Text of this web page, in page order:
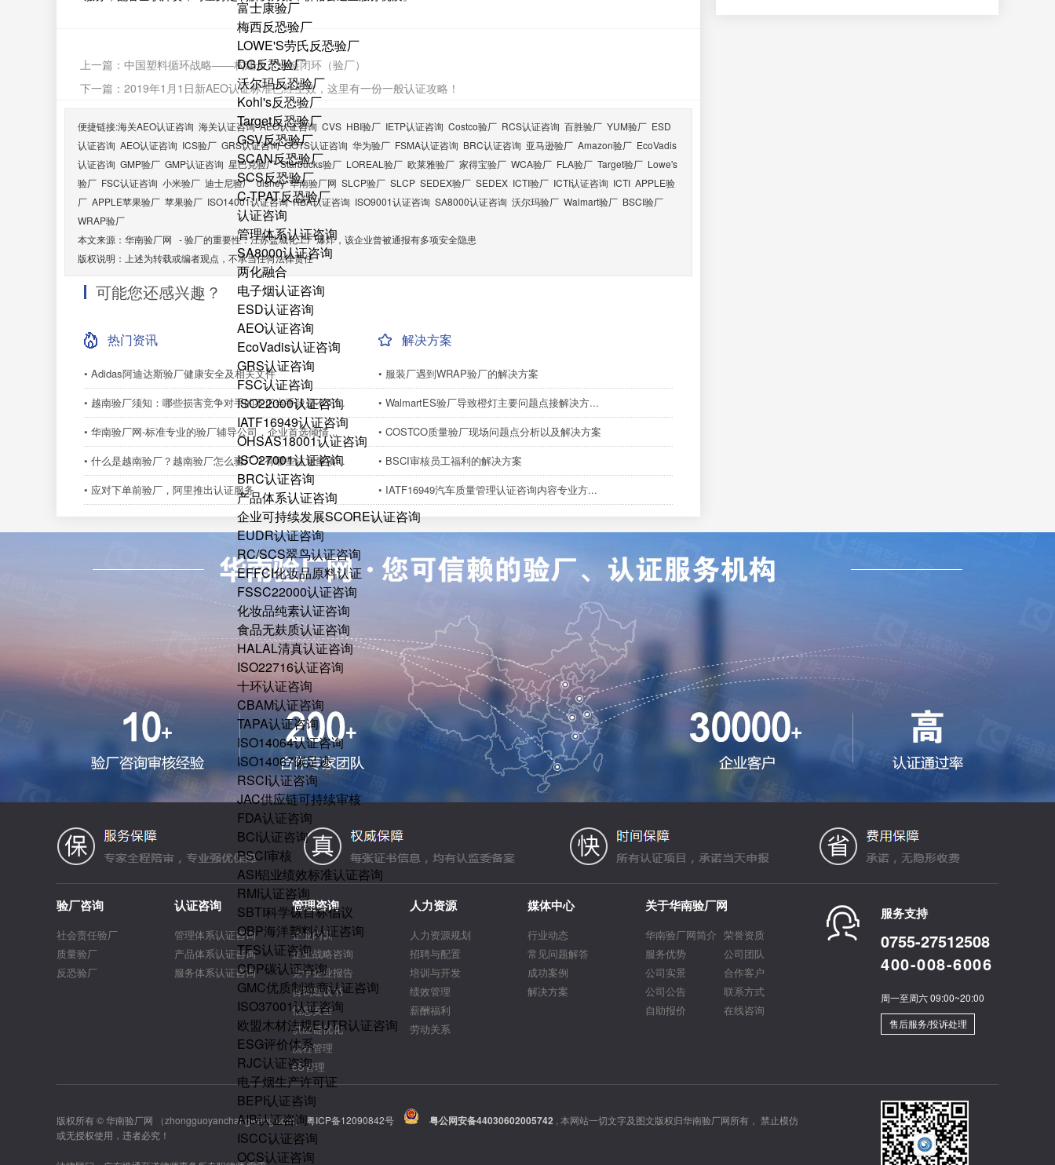
富士康验厂
梅西反恐验厂
LOWE'S劳氏反恐验厂
DG反恐验厂
沃尔玛反恐验厂
Kohl's反恐验厂
Target反恐验厂
GSV反恐验厂
SCAN反恐验厂
SCS反恐验厂
C-TPAT反恐验厂
认证咨询
管理体系认证咨询
SA8000认证咨询
两化融合
电子烟认证咨询
ESD认证咨询
AEO认证咨询
EcoVadis认证咨询
GRS认证咨询
FSC认证咨询
ISO22000认证咨询
IATF16949认证咨询
OHSAS18001认证咨询
ISO27001认证咨询
BRC认证咨询
产品体系认证咨询
企业可持续发展SCORE认证咨询
EUDR认证咨询
RC/SCS翠鸟认证咨询
EFFCI化妆品原料认证
FSSC22000认证咨询
化妆品纯素认证咨询
食品无麸质认证咨询
HALAL清真认证咨询
ISO22716认证咨询
十环认证咨询
CBAM认证咨询
TAPA认证咨询
ISO14064认证咨询
ISO14067碳足迹
RSCI认证咨询
JAC供应链可持续审核
FDA认证咨询
BCI认证咨询
PSCI审核
ASI铝业绩效标准认证咨询
RMI认证咨询
SBTI科学碳目标倡议
OBP海洋塑料认证咨询
TFS认证咨询
CDP碳认证咨询
GMC优质制造商认证咨询
ISO37001认证咨询
欧盟木材法规EUTR认证咨询
ESG评价体系
RJC认证咨询
电子烟生产许可证
BEPI认证咨询
AIB认证咨询
ISCC认证咨询
OCS认证咨询
上一篇： 中国塑料循环战略——构建全产业链闭环（验厂）
下一篇： 2019年1月1日新AEO认证标准已经生效，这里有一份一般认证攻略！
便捷链接:海关AEO认证咨询 海关认证咨询 AEO认证咨询 CVS HBI验厂 IETP认证咨询 Costco验厂 RCS认证咨询 百胜验厂 YUM验厂 ESD
认证咨询 AEO认证咨询 ICS验厂 GRS认证咨询 GOTS认证咨询 华为验厂 FSMA认证咨询 BRC认证咨询 亚马逊验厂 Amazon验厂 EcoVadis
认证咨询 GMP验厂 GMP认证咨询 星巴克验厂 Starbucks验厂 LOREAL验厂 欧莱雅验厂 家得宝验厂 WCA验厂 FLA验厂 Target验厂 Lowe's
验厂 FSC认证咨询 小米验厂 迪士尼验厂 disney 华南验厂网 SLCP验厂 SLCP SEDEX验厂 SEDEX ICTI验厂 ICTI认证咨询 ICTI APPLE验
厂 APPLE苹果验厂 苹果验厂 ISO14001认证咨询 RBA认证咨询 ISO9001认证咨询 SA8000认证咨询 沃尔玛验厂 Walmart验厂 BSCI验厂
WRAP验厂
本文来源： 华南验厂网 -验厂的重要性：江苏盐城化工厂爆炸，该企业曾被通报有多项安全隐患
版权说明：上述为转载或编者观点，不承当任何法律责任
可能您还感兴趣？
热门资讯
• Adidas阿迪达斯验厂健康安全及相关文件
• 越南验厂须知：哪些损害竞争对手的不正当手段是不可...
• 华南验厂网-标准专业的验厂辅导公司，企业首选倾情...
• 什么是越南验厂？越南验厂怎么验厂？有哪些注意事项...
• 应对下单前验厂，阿里推出认证服务
解决方案
• 服装厂遇到WRAP验厂的解决方案
• WalmartES验厂导致橙灯主要问题点接解决方...
• COSTCO质量验厂现场问题点分析以及解决方案
• BSCI审核员工福利的解决方案
• IATF16949汽车质量管理认证咨询内容专业方...
验厂咨询
社会责任验厂
质量验厂
反恐验厂
认证咨询
管理体系认证咨询
产品体系认证咨询
服务体系认证咨询
管理咨询
企业内训
企业战略咨询
竞争企业报告
咨询建议书
信息安全
供应链优化
流程管理
6S管理
人力资源
人力资源规划
招聘与配置
培训与开发
绩效管理
薪酬福利
劳动关系
媒体中心
行业动态
常见问题解答
成功案例
解决方案
关于华南验厂网
华南验厂网简介 荣誉资质
服务优势
公司团队
公司实景
合作客户
公司公告
联系方式
自助报价
在线咨询
服务支持
0755-27512508
400-008-6006
周一至周六 09:00~20:00
售后服务/投诉处理
版权所有 © 华南验厂网 （zhongguoyanchangwang.com）粤ICP备12090842号 粤公网安备44030602005742 , 本网站一切文字及图文版权归华南验厂网所有， 禁止模仿
或无授权使用，违者必究！